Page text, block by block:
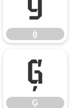
ğ
Ģ
Ģ